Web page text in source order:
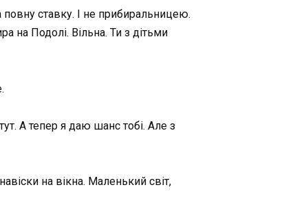
ставку. І не прибиральницею.
на Подолі. Вільна. Ти з дітьми
А тепер я даю шанс тобі. Але з
на вікна. Маленький світ,